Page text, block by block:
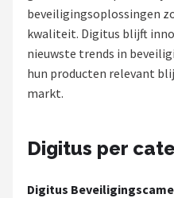
Home-Locking
Reolink
EZVIZ
Hikvision
beveiligingsoplossingen
kwaliteit. Digitus blijft
nieuwste trends in
hun producten relevant
markt.
Digitus per
Digitus